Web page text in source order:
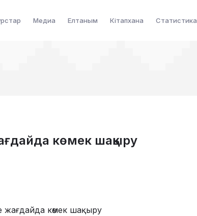
Медиа Елтаным Кітапхана Статистика
көмек шақыру
жағдайда көмек шақыру